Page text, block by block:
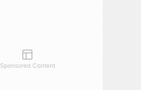
Sponsored Content